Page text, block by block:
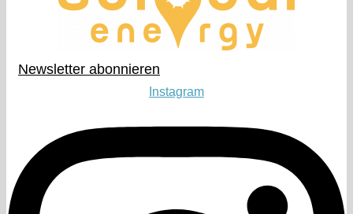
Newsletter abonnieren​
Instagram